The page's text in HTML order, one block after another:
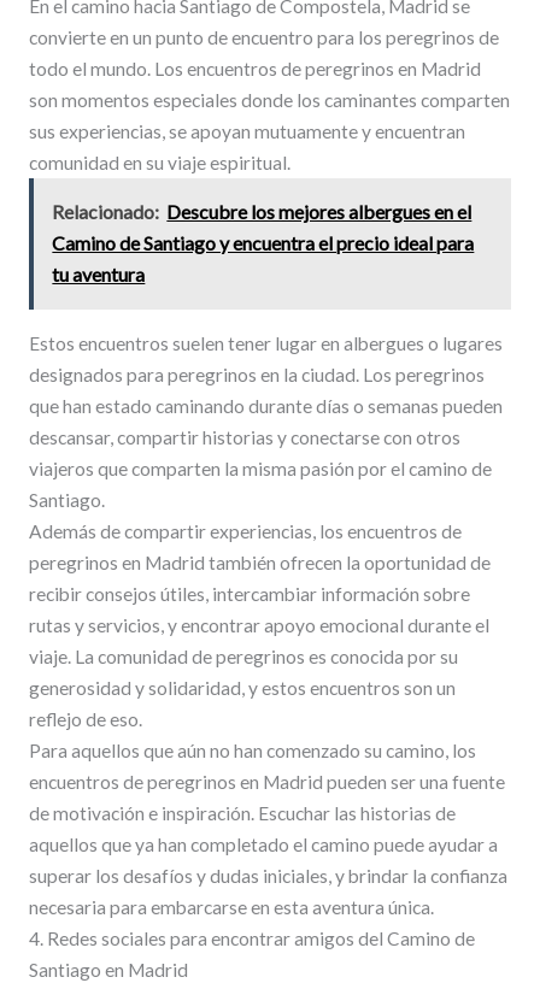
En el camino hacia Santiago de Compostela, Madrid se
convierte en un punto de encuentro para los peregrinos de
todo el mundo. Los encuentros de peregrinos en Madrid
son momentos especiales donde los caminantes comparten
sus experiencias, se apoyan mutuamente y encuentran
comunidad en su viaje espiritual.
Relacionado: Descubre los mejores albergues en el
Camino de Santiago y encuentra el precio ideal para
tu aventura
Estos encuentros suelen tener lugar en albergues o lugares
designados para peregrinos en la ciudad. Los peregrinos
que han estado caminando durante días o semanas pueden
descansar, compartir historias y conectarse con otros
viajeros que comparten la misma pasión por el camino de
Santiago.
Además de compartir experiencias, los encuentros de
peregrinos en Madrid también ofrecen la oportunidad de
recibir consejos útiles, intercambiar información sobre
rutas y servicios, y encontrar apoyo emocional durante el
viaje. La comunidad de peregrinos es conocida por su
generosidad y solidaridad, y estos encuentros son un
reflejo de eso.
Para aquellos que aún no han comenzado su camino, los
encuentros de peregrinos en Madrid pueden ser una fuente
de motivación e inspiración. Escuchar las historias de
aquellos que ya han completado el camino puede ayudar a
superar los desafíos y dudas iniciales, y brindar la confianza
necesaria para embarcarse en esta aventura única.
4. Redes sociales para encontrar amigos del Camino de
Santiago en Madrid